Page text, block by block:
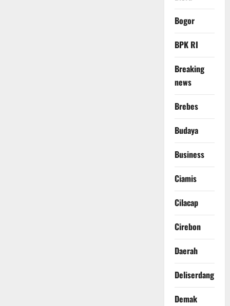
Bogor
BPK RI
Breaking
news
Brebes
Budaya
Business
Ciamis
Cilacap
Cirebon
Daerah
Deliserdang
Demak